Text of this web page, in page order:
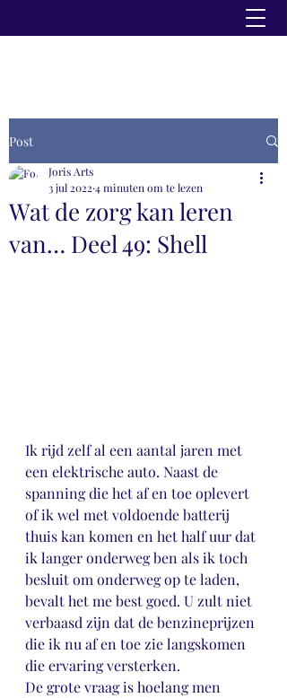
Post
Wat de zorg kan leren
van… Deel 49: Shell
Joris Arts
3 jul 2022 4 minuten om te lezen
Ik rijd zelf al een aantal jaren met
een elektrische auto. Naast de
spanning die het af en toe oplevert
of ik wel met voldoende batterij
thuis kan komen en het half uur dat
ik langer onderweg ben als ik toch
besluit om onderweg op te laden,
bevalt het me best goed. U zult niet
verbaasd zijn dat de benzineprijzen
die ik nu af en toe zie langskomen
die ervaring versterken.
De grote vraag is hoelang men